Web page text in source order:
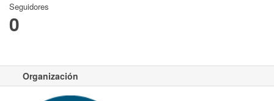
Seguidores
0
Organización